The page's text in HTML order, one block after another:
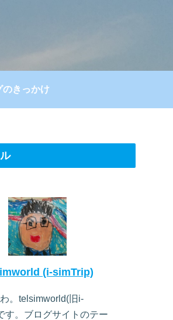
のきっかけ
(i-simTrip)
。telsimworld(旧i-
す。ブログサイトのテー